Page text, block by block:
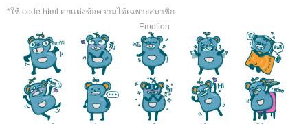
*ใช้ code html ตกแต่งข้อความได้เฉพาะสมาชิก
Emotion